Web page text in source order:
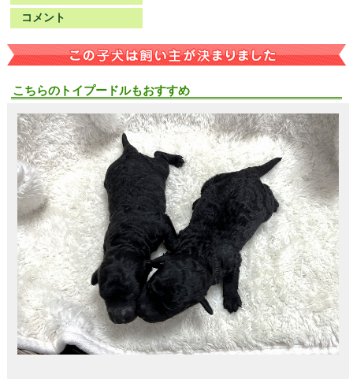
コメント
こちらのトイプードルもおすすめ